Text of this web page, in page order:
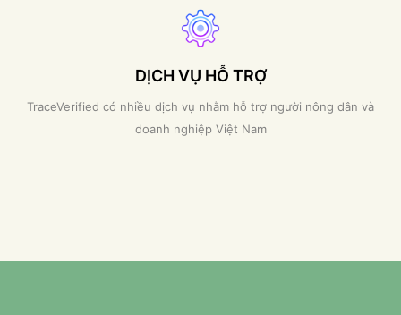
DỊCH VỤ HỖ TRỢ
TraceVerified có nhiều dịch vụ nhằm hỗ trợ người nông dân và
doanh nghiệp Việt Nam